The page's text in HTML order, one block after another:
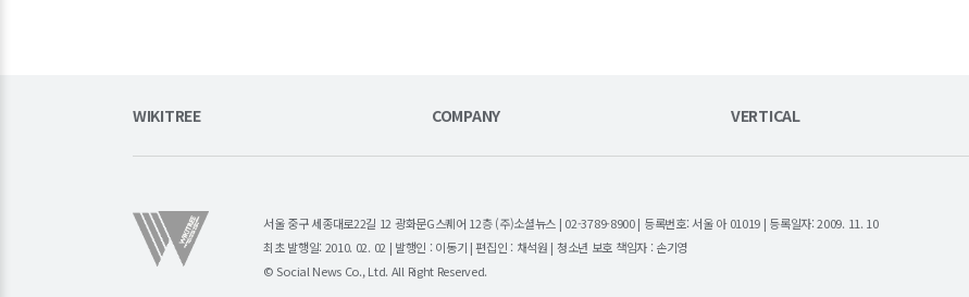
WIKITREE COMPANY VERTICAL
서울 중구 세종대로22길 12 광화문G스퀘어 12층 (주)소셜뉴스 | 02-3789-8900 | 등록번호: 서울 아 01019 | 등록일자: 2009. 11. 10
최초 발행일: 2010. 02. 02 | 발행인 : 이동기 | 편집인 : 채석원 | 청소년 보호 책임자 : 손기영
© Social News Co., Ltd. All Right Reserved.